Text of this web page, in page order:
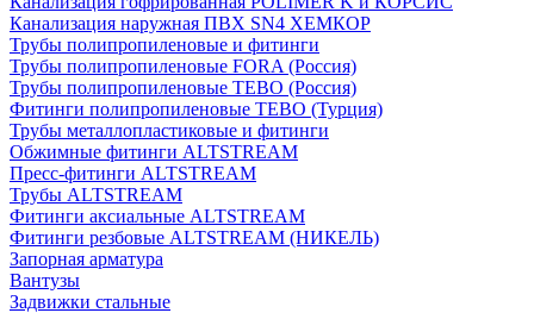
Канализация наружная ПВХ SN4 ХЕМКОР
Трубы полипропиленовые и фитинги
Трубы полипропиленовые FORA (Россия)
Трубы полипропиленовые TEBO (Россия)
Фитинги полипропиленовые TEBO (Турция)
Трубы металлопластиковые и фитинги
Обжимные фитинги ALTSTREAM
Пресс-фитинги ALTSTREAM
Трубы ALTSTREAM
Фитинги аксиальные ALTSTREAM
Фитинги резбовые ALTSTREAM (НИКЕЛЬ)
Запорная арматура
Вантузы
Задвижки стальные